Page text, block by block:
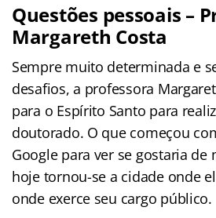
Questões pessoais –
Margareth Costa
Sempre muito determinada e
desafios, a professora
para o Espírito Santo para
doutorado. O que começou
Google para ver se gostaria de
hoje tornou-se a cidade onde
onde exerce seu cargo público.